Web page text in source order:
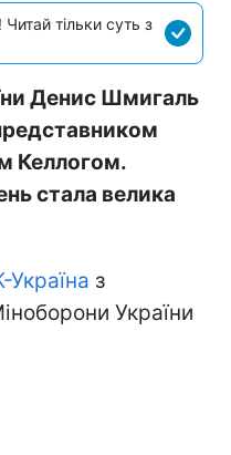
тільки суть з
Денис Шмигаль
Келлогом.
стала велика
Україна з
України